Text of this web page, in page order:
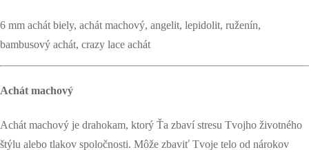
6 mm achát biely, achát machový, angelit, lepidolit, ruženín,
bambusový achát, crazy lace achát
Achát machový
Achát machový je drahokam, ktorý Ťa zbaví stresu Tvojho životného
štýlu alebo tlakov spoločnosti. Môže zbaviť Tvoje telo od nárokov